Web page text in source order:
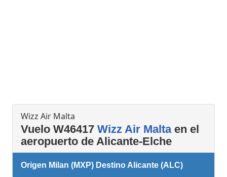
Wizz Air Malta
Vuelo W46417 Wizz Air Maltaen el
aeropuerto de Alicante-Elche
Origen Milan (MXP) Destino Alicante (ALC)